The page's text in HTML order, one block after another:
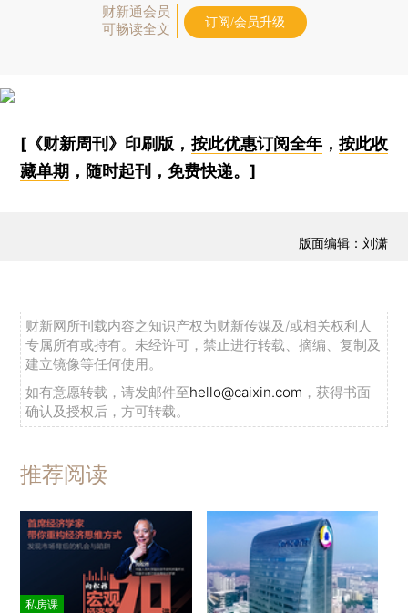
财新通会员
可畅读全文
订阅/会员升级
[《财新周刊》印刷版， 按此优惠订阅全年， 按此收
藏单期 ，随时起刊，免费快递。]
版面编辑：刘潇
财新网所刊载内容之知识产权为财新传媒及/或相关权利人
专属所有或持有。未经许可，禁止进行转载、摘编、复制及
建立镜像等任何使用。
如有意愿转载，请发邮件至hello@caixin.com ，获得书面
确认及授权后，方可转载。
推荐阅读
私房课